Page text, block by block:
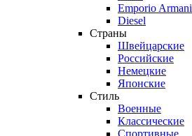
Emporio Armani
Diesel
Страны
Швейцарские
Российские
Немецкие
Японские
Стиль
Военные
Классические
Спортивные